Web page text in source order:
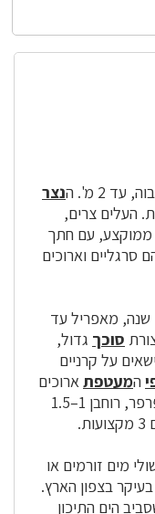
עד 2 מ'. ה
נצר
העלים צרים,
ממוקצע, עם חתך
סרגליים וארוכים
שנה, מאפריל עד
סוכך גדול,
על קרניים
המעטפתארוכים
בצבע חום-אפרפר, רוחבן 1–1.5
מים זורמים או
בצפון הארץ.
הים התיכון